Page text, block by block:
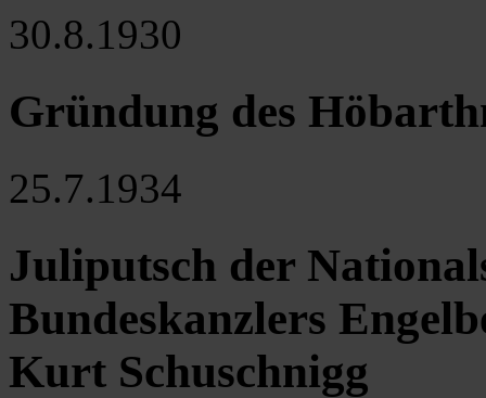
30.8.1930
Gründung des
25.7.1934
Juliputsch der
Bundeskanzlers
Kurt Schuschnigg